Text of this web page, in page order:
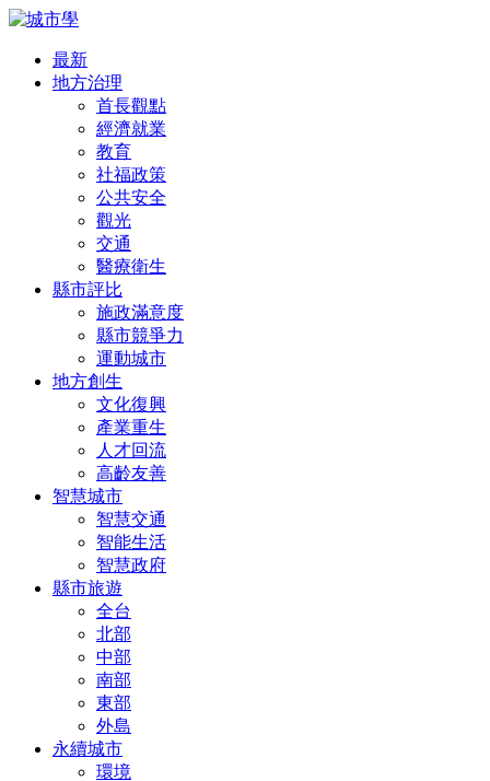
最新
地方治理
首長觀點
經濟就業
教育
社福政策
公共安全
觀光
交通
醫療衛生
縣市評比
施政滿意度
縣市競爭力
運動城市
地方創生
文化復興
產業重生
人才回流
高齡友善
智慧城市
智慧交通
智能生活
智慧政府
縣市旅遊
全台
北部
中部
南部
東部
外島
永續城市
環境